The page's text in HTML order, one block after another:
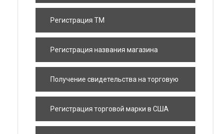
Регистрация ТМ
Регистрация названия магазина
Получение свидетельства на торговую
Регистрация торговой марки в США